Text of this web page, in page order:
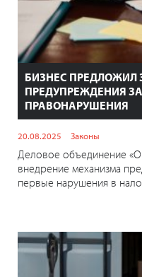
БИЗНЕС
ПРЕДУПРЕЖДЕНИЯ
ПРАВОНАРУШЕНИЯ
20.08.2025 Законы
Деловое объединение
внедрение механизма
первые нарушения в